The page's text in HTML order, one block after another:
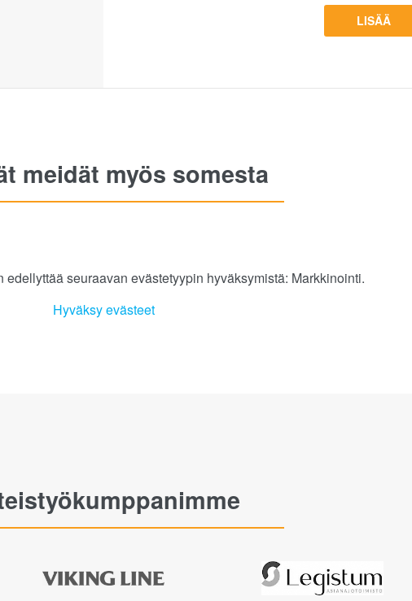
LISÄÄ
meidät myös somesta
edellyttää seuraavan evästetyypin hyväksymistä: Markkinointi.
Hyväksy evästeet